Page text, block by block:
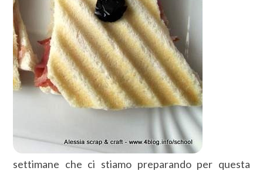
settimane che ci stiamo preparando per questa